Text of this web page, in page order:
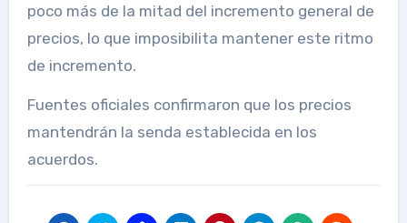
poco más de la mitad del incremento general de
precios, lo que imposibilita mantener este ritmo
de incremento.
Fuentes oficiales confirmaron que los precios
mantendrán la senda establecida en los
acuerdos.